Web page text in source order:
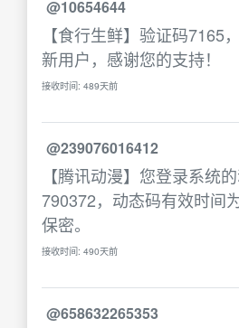
@10654644
【食行生鲜】验证码7165
新用户，感谢您的支持！
接收时间: 489天前
@239076016412
【腾讯动漫】您登录系统的
790372，动态码有效时间
保密。
接收时间: 490天前
@658632265353